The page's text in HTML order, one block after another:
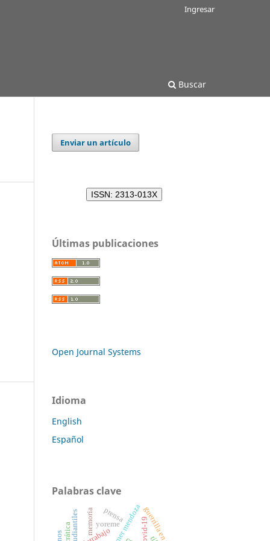
Buscar
Ingresar
Enviar un artículo
ISSN: 2313-013X
Últimas publicaciones
Open Journal Systems
Idioma
English
Español
Palabras clave
covid-19
Élmer mendoza
memoria yoreme
prensa